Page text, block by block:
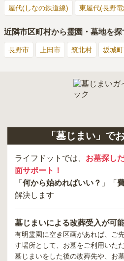
屋代(しなの鉄道線) 東屋代(長野
近隣市区町村から霊園・墓地を探
長野市 上田市 筑北村 坂城町
「墓じまい」で
ライフドットでは、 お墓探し
面サポート！
「 何から始めればいい？ 」「
解決します
墓じまいによる改葬受入が可
有明霊園に空き区画があれば、ご
す場所として、お墓をご利用いただ
墓じまいをした後の改葬先や、お